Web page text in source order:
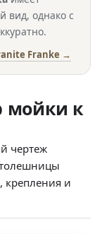
вид, однако с
Franke →
мойки к
чертеж
и